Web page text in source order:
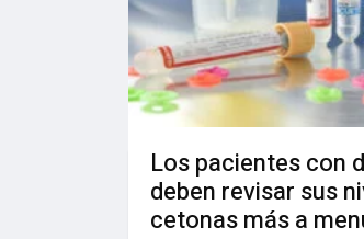
Los pacientes con
deben revisar sus
cetonas más a